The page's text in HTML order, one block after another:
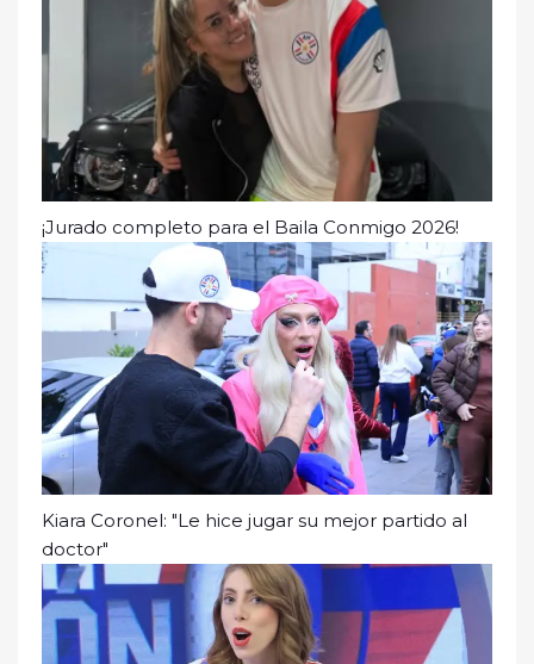
¡Jurado completo para el Baila Conmigo 2026!
Kiara Coronel: "Le hice jugar su mejor partido al
doctor"